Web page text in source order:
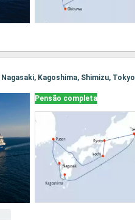
Kagoshima, Shimizu, Tokyo
Pensão completa